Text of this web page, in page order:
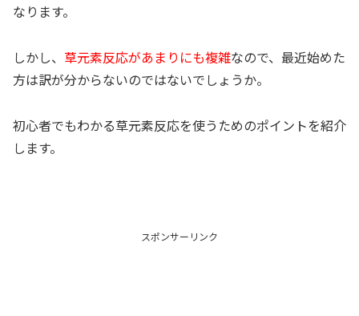
なります。
しかし、 草元素反応があまりにも複雑なので、最近始めた
方は訳が分からないのではないでしょうか。
初心者でもわかる草元素反応を使うためのポイントを紹介
します。
スポンサーリンク